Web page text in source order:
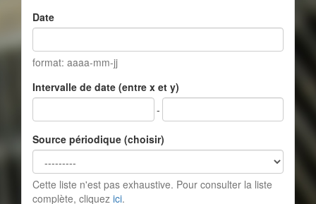
Date
format: aaaa-mm-jj
Intervalle de date (entre x et y)
-
Source périodique (choisir)
Cette liste n'est pas exhaustive. Pour consulter la liste
complète, cliquez ici.